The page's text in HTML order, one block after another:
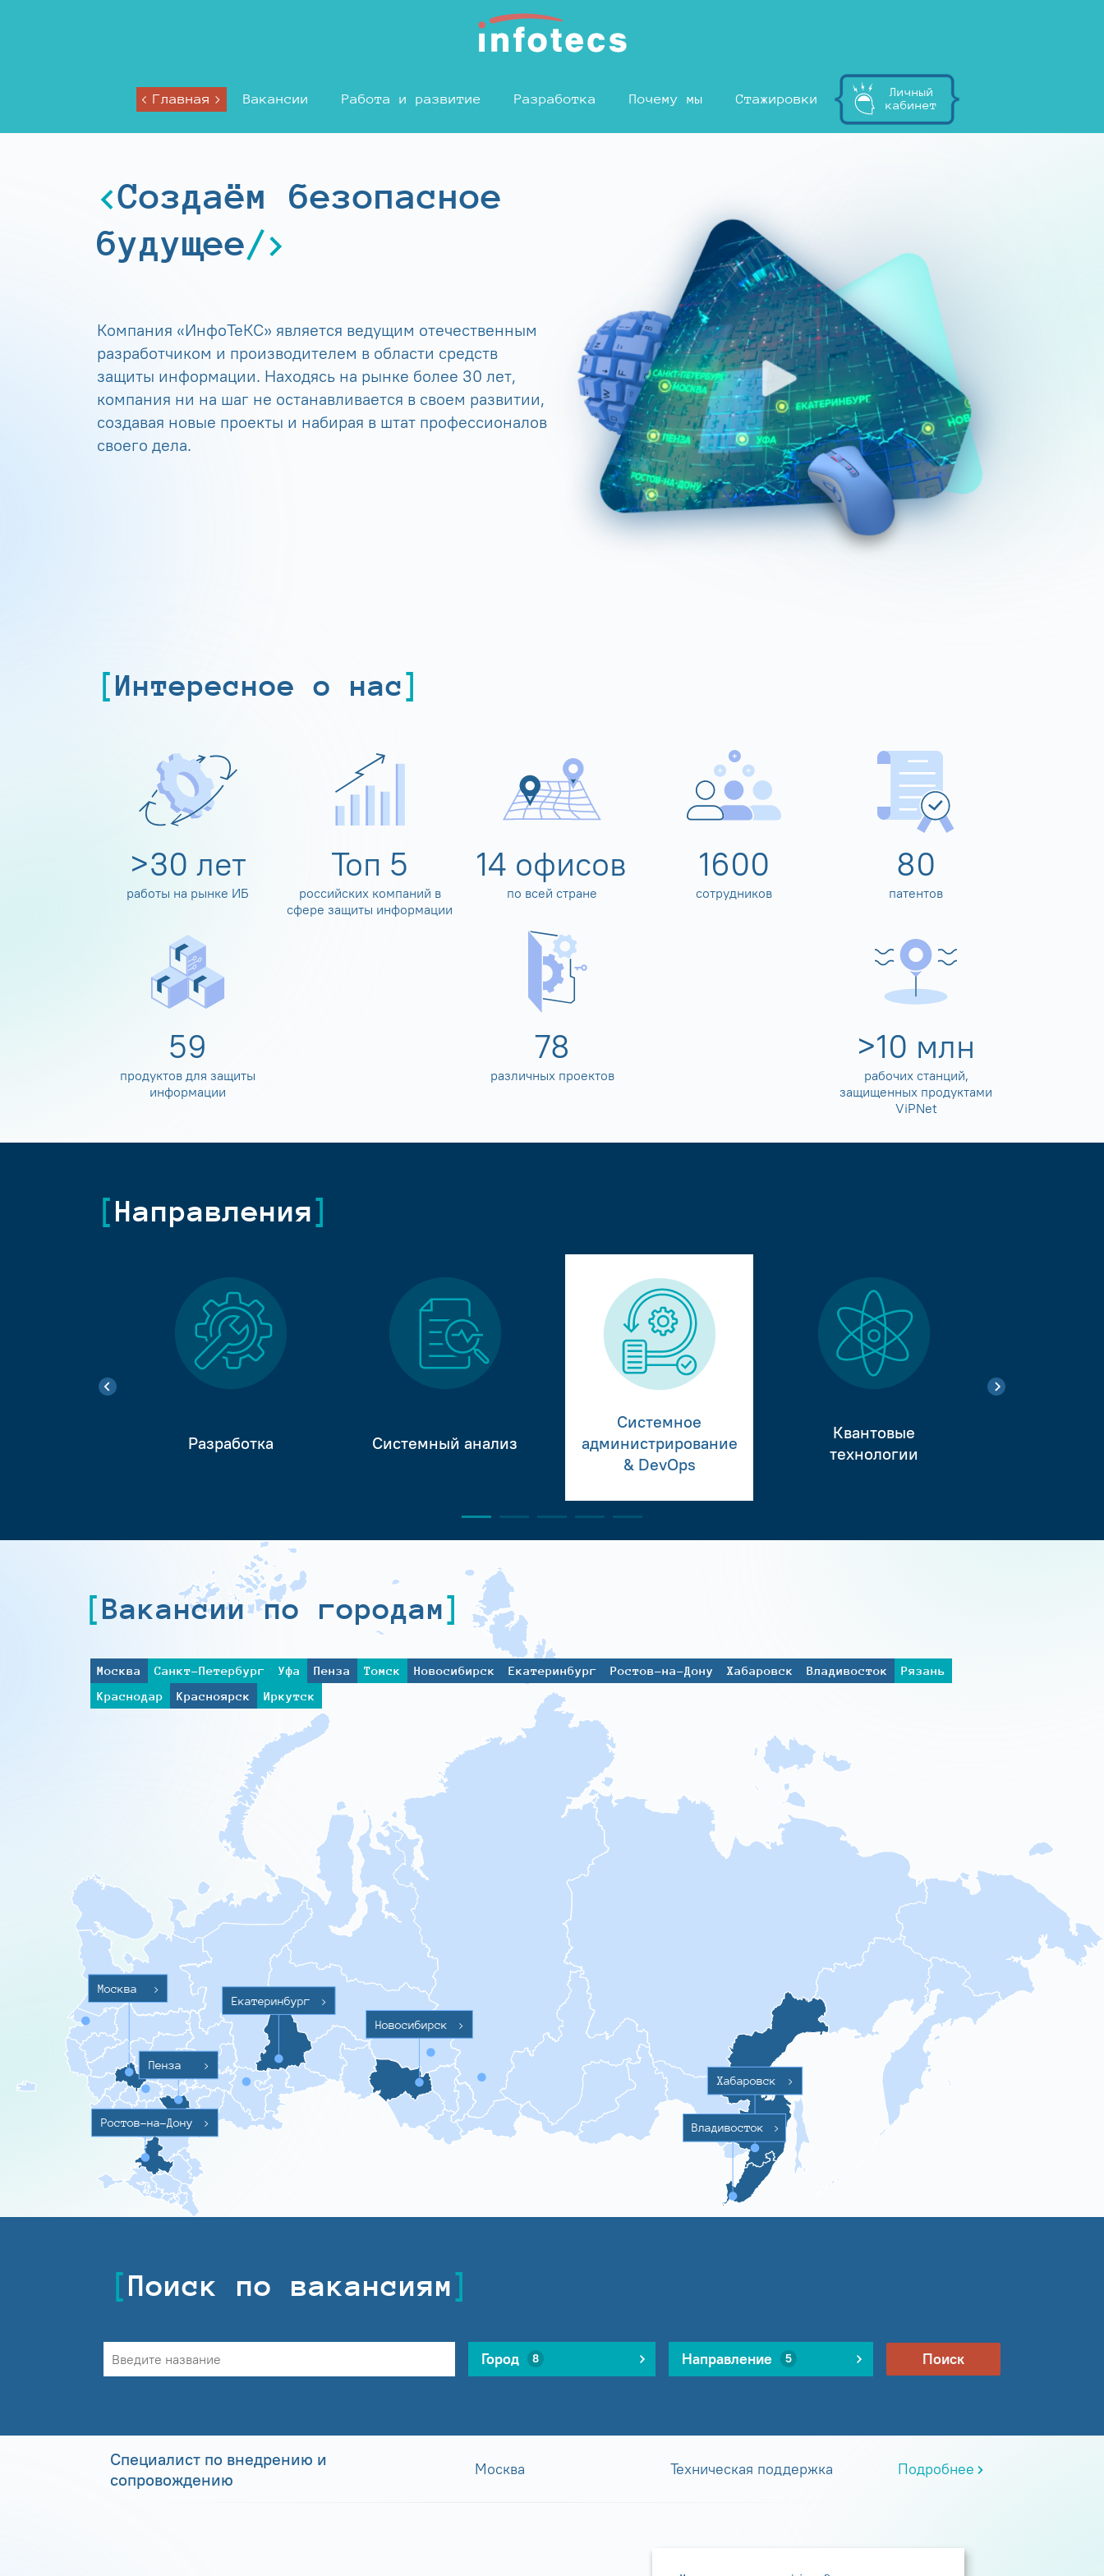
Главная Вакансии Работа и развитие Разработка Почему мы Стажировки
Личный
кабинет
Создаём безопасное
будущее
Компания «ИнфоТеКС» является ведущим отечественным
разработчиком и производителем в области средств
защиты информации. Находясь на рынке более 30 лет,
компания ни на шаг не останавливается в своем развитии,
создавая новые проекты и набирая в штат профессионалов
своего дела.
Интересное о нас
>30 лет
работы на рынке ИБ
Топ 5
российских компаний в
сфере защиты информации
14 офисов
по всей стране
1600
сотрудников
80
патентов
60
продуктов для защиты
информации
80
различных проектов
>10 млн
рабочих станций,
защищенных продуктами
ViPNet
Направления
Разработка Системный анализ
Системное
администрирование
& DevOps
Квантовые
технологии
Вакансии по городам
Москва Санкт-Петербург Уфа Пенза Томск Новосибирск Екатеринбург Ростов-на-Дону Хабаровск Владивосток
Рязань
Краснодар
Красноярск Иркутск
Москва >
Ростов-на-Дону >
Пенза >
Екатеринбург
>
Новосибирск
>
Хабаровск >
Владивосток >
Поиск по вакансиям
Город 8 Направление 5 Поиск
Специалист по внедрению и
сопровождению
Москва Техническая поддержка Подробнее